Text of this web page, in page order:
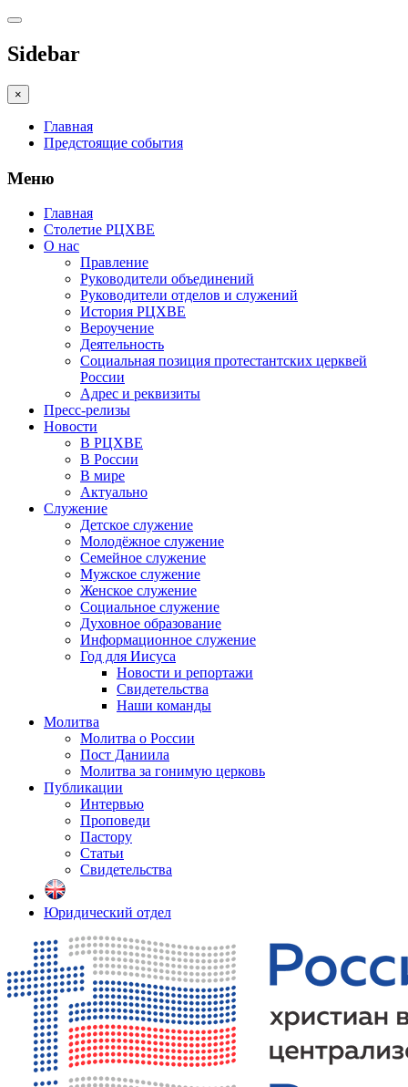
Sidebar
×
Главная
Предстоящие события
Меню
Главная
Столетие РЦХВЕ
О нас
Правление
Руководители объединений
Руководители отделов и служений
История РЦХВЕ
Вероучение
Деятельность
Социальная позиция протестантских церквей
России
Адрес и реквизиты
Пресс-релизы
Новости
В РЦХВЕ
В России
В мире
Актуально
Служение
Детское служение
Молодёжное служение
Семейное служение
Мужское служение
Женское служение
Социальное служение
Духовное образование
Информационное служение
Год для Иисуса
Новости и репортажи
Свидетельства
Наши команды
Молитва
Молитва о России
Пост Даниила
Молитва за гонимую церковь
Публикации
Интервью
Проповеди
Пастору
Статьи
Свидетельства
Юридический отдел